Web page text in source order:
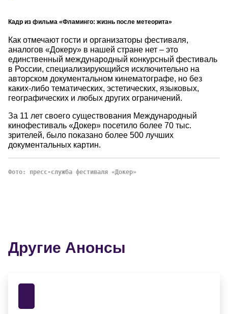
Кадр из фильма «Фламинго: жизнь после метеорита»
Как отмечают гости и организаторы фестиваля,
аналогов «Докеру» в нашей стране нет – это
единственный международный конкурсный фестиваль
в России, специализирующийся исключительно на
авторском документальном кинематографе, но без
каких-либо тематических, эстетических, языковых,
географических и любых других ограничений.
За 11 лет своего существования Международный
кинофестиваль «Докер» посетило более 70 тыс.
зрителей, было показано более 500 лучших
документальных картин.
Фото: пресс-служба фестиваля «Докер»
Другие Анонсы